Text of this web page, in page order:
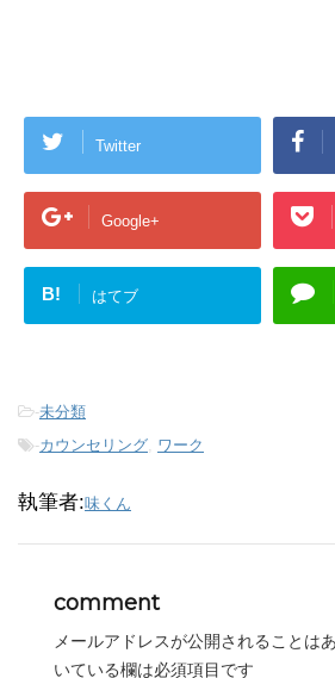
Twitter
Google+
B! はてブ
-未分類
-カウンセリング, ワーク
執筆者:味くん
comment
メールアドレスが公開されることは
いている欄は必須項目です